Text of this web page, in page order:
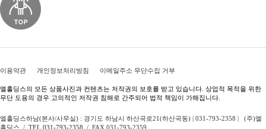
이용약관 개인정보처리방침 이메일주소 무단수집 거부
엘홀딩스의 모든 상품사진과 컨텐츠는 저작권의 보호를 받고 있습니다. 상업적 목적을 위한
무단 도용의 경우 고의적인 저작권 침해로 간주되어 법적 책임이 가해집니다.
엘홀딩스하남(본사/사무실) : 경기도 하남시 하산곡로21(하산곡동) | 031-793-2358 | (주)엘
홀딩스 / TEL 031-793-2358 / FAX 031-793-2359